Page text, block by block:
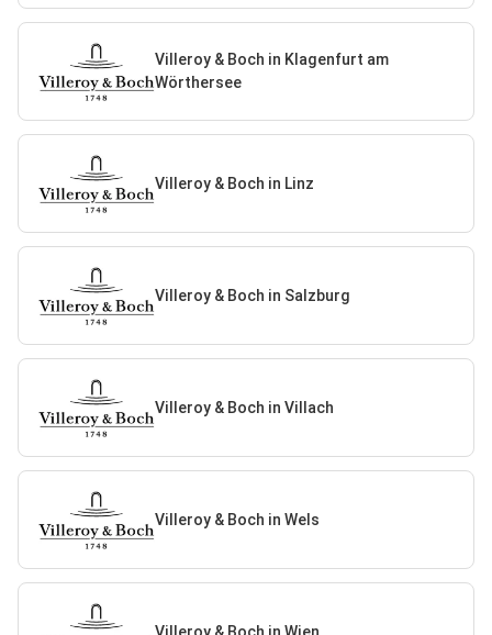
Villeroy & Boch in Klagenfurt am
Wörthersee
Villeroy & Boch in Linz
Villeroy & Boch in Salzburg
Villeroy & Boch in Villach
Villeroy & Boch in Wels
Villeroy & Boch in Wien